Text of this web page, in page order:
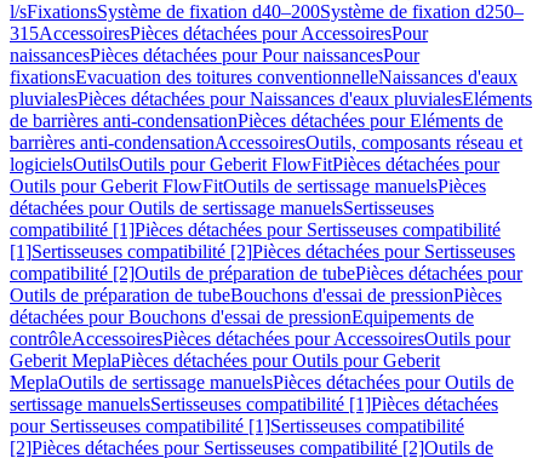
l/sFixationsSystème de fixation d40–200Système de fixation d250–
315AccessoiresPièces détachées pour AccessoiresPour
naissancesPièces détachées pour Pour naissancesPour
fixationsEvacuation des toitures conventionnelleNaissances d'eaux
pluvialesPièces détachées pour Naissances d'eaux pluvialesEléments
de barrières anti-condensationPièces détachées pour Eléments de
barrières anti-condensationAccessoiresOutils, composants réseau et
logicielsOutilsOutils pour Geberit FlowFitPièces détachées pour
Outils pour Geberit FlowFitOutils de sertissage manuelsPièces
détachées pour Outils de sertissage manuelsSertisseuses
compatibilité [1]Pièces détachées pour Sertisseuses compatibilité
[1]Sertisseuses compatibilité [2]Pièces détachées pour Sertisseuses
compatibilité [2]Outils de préparation de tubePièces détachées pour
Outils de préparation de tubeBouchons d'essai de pressionPièces
détachées pour Bouchons d'essai de pressionEquipements de
contrôleAccessoiresPièces détachées pour AccessoiresOutils pour
Geberit MeplaPièces détachées pour Outils pour Geberit
MeplaOutils de sertissage manuelsPièces détachées pour Outils de
sertissage manuelsSertisseuses compatibilité [1]Pièces détachées
pour Sertisseuses compatibilité [1]Sertisseuses compatibilité
[2]Pièces détachées pour Sertisseuses compatibilité [2]Outils de